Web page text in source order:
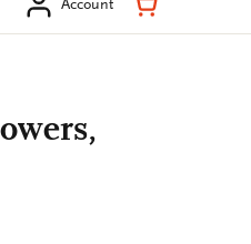
Account